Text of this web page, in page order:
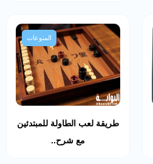
المنوعات
طريقة لعب الطاولة للمبتدئين
مع شرح..